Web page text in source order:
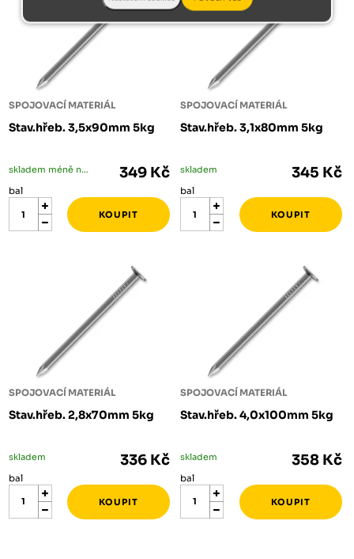
SPOJOVACÍ MATERIÁL
Stav.hřeb. 3,5x90mm 5kg
skladem méně než 5 bal 349 Kč
bal
SPOJOVACÍ MATERIÁL
Stav.hřeb. 3,1x80mm 5kg
skladem 345 Kč
bal
SPOJOVACÍ MATERIÁL
Stav.hřeb. 2,8x70mm 5kg
skladem 336 Kč
bal
SPOJOVACÍ MATERIÁL
Stav.hřeb. 4,0x100mm 5kg
skladem 358 Kč
bal